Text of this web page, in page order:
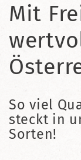
Mit
So viel
steckt in
Sorten!